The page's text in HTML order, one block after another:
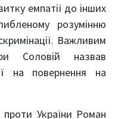
емпатії до інших
розумінню
Важливим
Соловій назвав
на повернення на
проти України Роман